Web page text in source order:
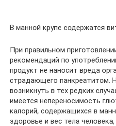
В манной крупе содержатся
При правильном
рекомендаций по
продукт не наносит вреда
страдающего панкреатитом.
возникнуть в тех редких
имеется непереносимость
калорий, содержащихся в
здоровье и вес тела